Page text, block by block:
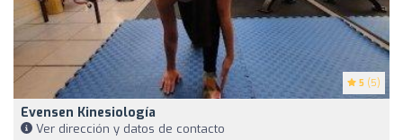
5 (5)
Evensen Kinesiología
Ver dirección y datos de contacto